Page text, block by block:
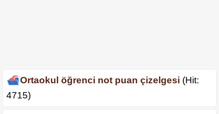
Ortaokul öğrenci not puan çizelgesi (Hit:
4715)